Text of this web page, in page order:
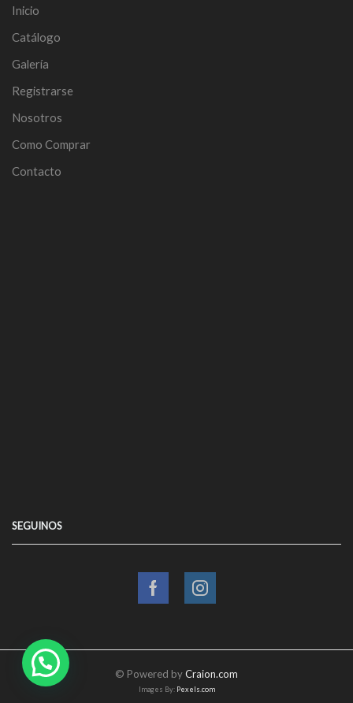
Inicio
Catálogo
Galería
Registrarse
Nosotros
Como Comprar
Contacto
SEGUINOS
FacebookInstagram
© Powered byCraion.com
Images By: Pexels.com